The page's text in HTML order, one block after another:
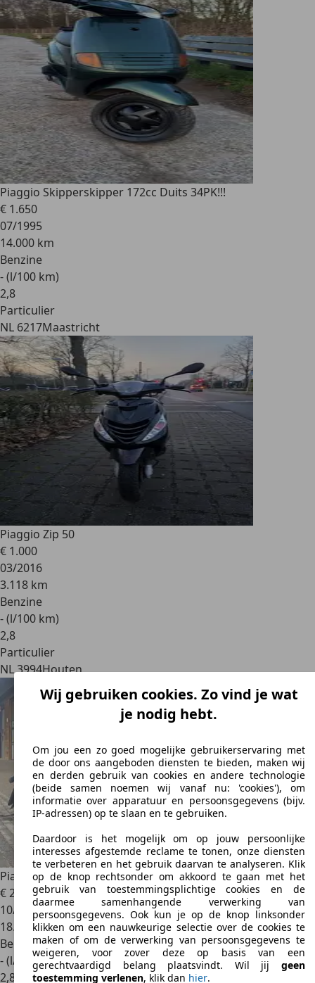
Piaggio Skipperskipper 172cc Duits 34PK!!!
€ 1.650
07/1995
14.000 km
Benzine
- (l/100 km)
2,8
Particulier
NL 6217Maastricht
Piaggio Zip 50
€ 1.000
03/2016
3.118 km
Benzine
- (l/100 km)
2,8
Particulier
NL 3994Houten
Piaggio MP3 YOURBANLT
€ 2.700
10/2014
18.000 km
Benzine
- (l/100 km)
2,8
Wij gebruiken cookies. Zo vind je wat
je nodig hebt.
Om jou een zo goed mogelijke gebruikerservaring met
de door ons aangeboden diensten te bieden, maken wij
en derden gebruik van cookies en andere technologie
(beide samen noemen wij vanaf nu: 'cookies'), om
informatie over apparatuur en persoonsgegevens (bijv.
IP-adressen) op te slaan en te gebruiken.
Daardoor is het mogelijk om op jouw persoonlijke
interesses afgestemde reclame te tonen, onze diensten
te verbeteren en het gebruik daarvan te analyseren. Klik
op de knop rechtsonder om akkoord te gaan met het
gebruik van toestemmingsplichtige cookies en de
daarmee samenhangende verwerking van
persoonsgegevens. Ook kun je op de knop linksonder
klikken om een nauwkeurige selectie over de cookies te
maken of om de verwerking van persoonsgegevens te
weigeren, voor zover deze op basis van een
gerechtvaardigd belang plaatsvindt. Wil jij geen
toestemming verlenen, klik dan hier.